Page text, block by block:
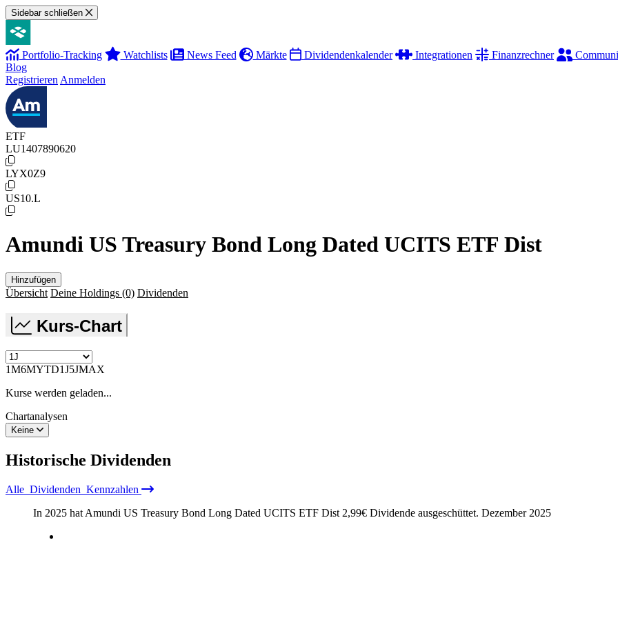
Sidebar schließen
Portfolio-Tracking Watchlists News Feed Märkte Dividendenkalender Integrationen Finanzrechner
Blog
Registrieren Anmelden
ETF
LU1407890620
LYX0Z9
US10.L
Amundi US Treasury Bond Long Dated UCITS ETF Dist
Hinzufügen
Übersicht Deine Holdings (0) Dividenden
Kurs-Chart
1M6MYTD1J5JMAX
Kurse werden geladen...
Chartanalysen
Keine
Historische Dividenden
Alle Dividenden Kennzahlen
In 2025 hat Amundi US Treasury Bond Long Dated UCITS ETF Dist 2,99€ Dividende ausgeschüttet. Dezember 2025